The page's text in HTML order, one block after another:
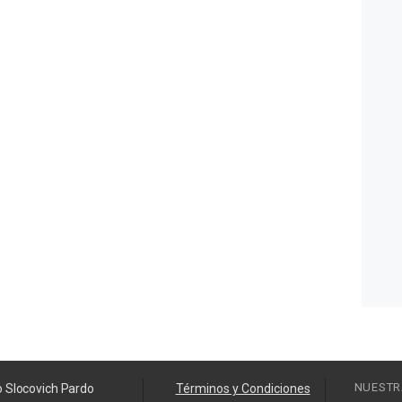
Slocovich Pardo Términos y Condiciones